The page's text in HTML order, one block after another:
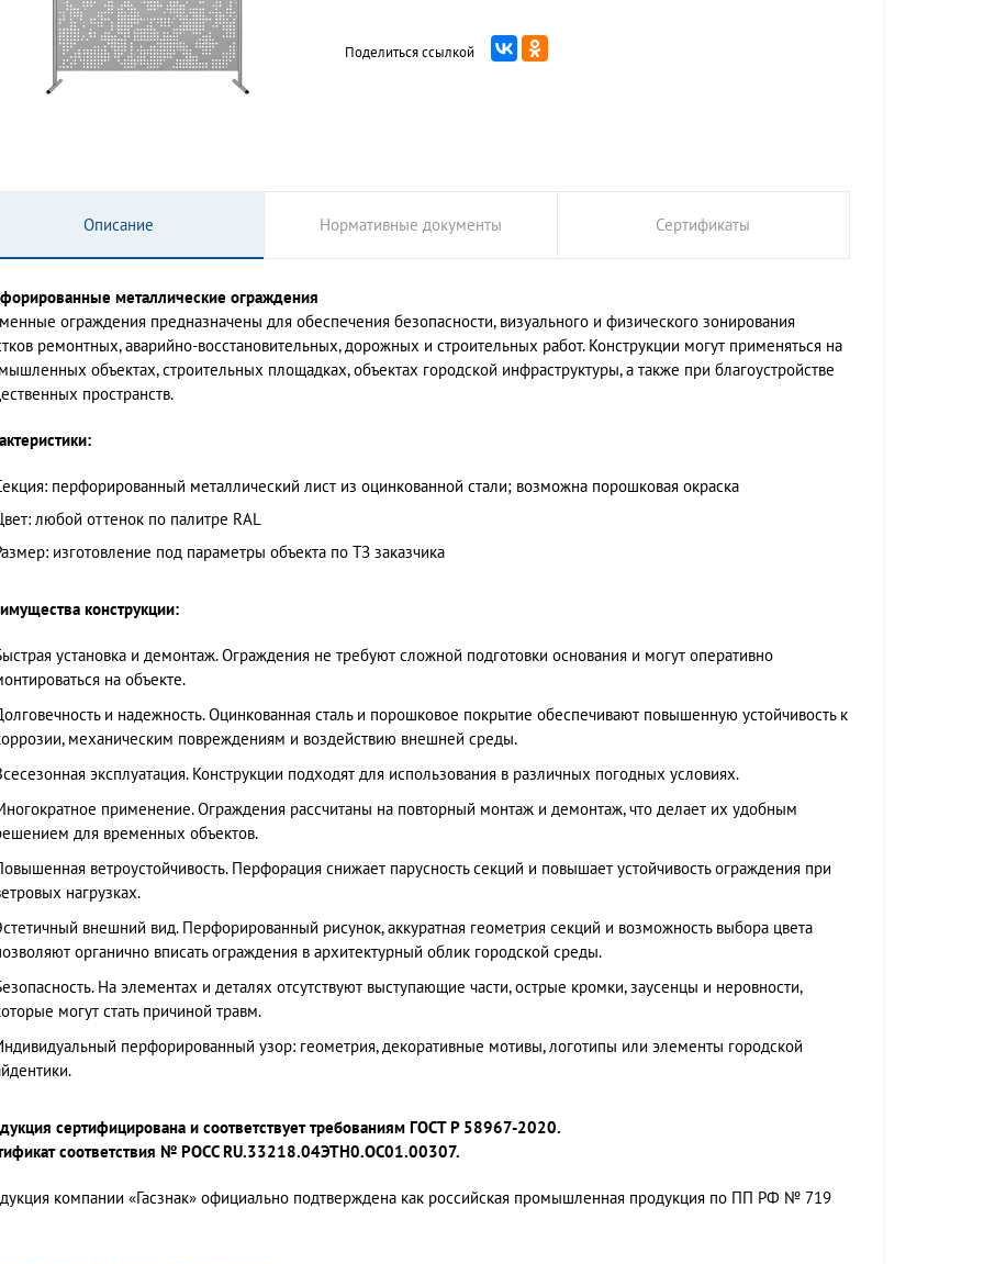
Поделиться ссылкой
Описание Нормативные документы Сертификаты
металлические ограждения
ограждения предназначены для обеспечения безопасности, визуального и физического зонирования
ремонтных, аварийно-восстановительных, дорожных и строительных работ. Конструкции могут применяться на
объектах, строительных площадках, объектах городской инфраструктуры, а также при благоустройстве
пространств.
перфорированный металлический лист из оцинкованной стали; возможна порошковая окраска
любой оттенок по палитре RAL
изготовление под параметры объекта по ТЗ заказчика
конструкции:
установка и демонтаж. Ограждения не требуют сложной подготовки основания и могут оперативно
на объекте.
и надежность. Оцинкованная сталь и порошковое покрытие обеспечивают повышенную устойчивость к
механическим повреждениям и воздействию внешней среды.
эксплуатация. Конструкции подходят для использования в различных погодных условиях.
применение. Ограждения рассчитаны на повторный монтаж и демонтаж, что делает их удобным
для временных объектов.
ветроустойчивость. Перфорация снижает парусность секций и повышает устойчивость ограждения при
нагрузках.
внешний вид. Перфорированный рисунок, аккуратная геометрия секций и возможность выбора цвета
органично вписать ограждения в архитектурный облик городской среды.
На элементах и деталях отсутствуют выступающие части, острые кромки, заусенцы и неровности,
могут стать причиной травм.
перфорированный узор: геометрия, декоративные мотивы, логотипы или элементы городской
сертифицирована и соответствует требованиям ГОСТ Р 58967-2020.
соответствия № РОСС RU.33218.04ЭТН0.ОС01.00307.
компании «Гасзнак» официально подтверждена как российская промышленная продукция по ПП РФ № 719